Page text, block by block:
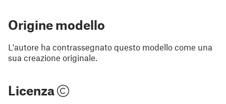
Origine modello
L'autore ha contrassegnato questo modello come una
sua creazione originale.
Licenza